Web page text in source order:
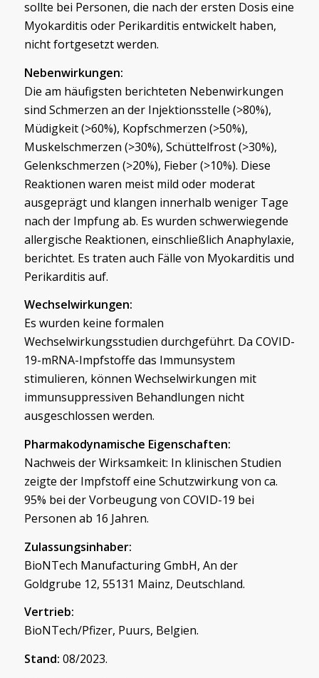
sollte bei Personen, die nach der ersten Dosis eine
Myokarditis oder Perikarditis entwickelt haben,
nicht fortgesetzt werden.
Nebenwirkungen:
Die am häufigsten berichteten Nebenwirkungen
sind Schmerzen an der Injektionsstelle (>80%),
Müdigkeit (>60%), Kopfschmerzen (>50%),
Muskelschmerzen (>30%), Schüttelfrost (>30%),
Gelenkschmerzen (>20%), Fieber (>10%). Diese
Reaktionen waren meist mild oder moderat
ausgeprägt und klangen innerhalb weniger Tage
nach der Impfung ab. Es wurden schwerwiegende
allergische Reaktionen, einschließlich Anaphylaxie,
berichtet. Es traten auch Fälle von Myokarditis und
Perikarditis auf.
Wechselwirkungen:
Es wurden keine formalen
Wechselwirkungsstudien durchgeführt. Da COVID-
19-mRNA-Impfstoffe das Immunsystem
stimulieren, können Wechselwirkungen mit
immunsuppressiven Behandlungen nicht
ausgeschlossen werden.
Pharmakodynamische Eigenschaften:
Nachweis der Wirksamkeit: In klinischen Studien
zeigte der Impfstoff eine Schutzwirkung von ca.
95% bei der Vorbeugung von COVID-19 bei
Personen ab 16 Jahren.
Zulassungsinhaber:
BioNTech Manufacturing GmbH, An der
Goldgrube 12, 55131 Mainz, Deutschland.
Vertrieb:
BioNTech/Pfizer, Puurs, Belgien.
Stand: 08/2023.